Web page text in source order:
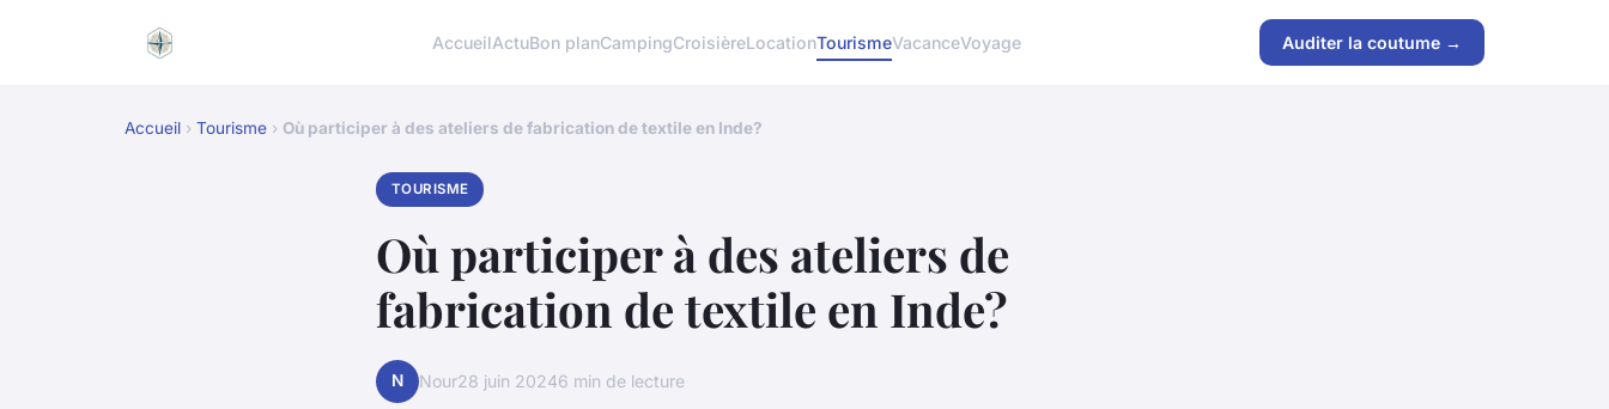
AccueilActuBon planCampingCroisièreLocationTourismeVacanceVoyage Auditer la coutume →
Accueil › Tourisme › Où participer à des ateliers de fabrication de textile en Inde?
TOURISME
Où participer à des ateliers de
fabrication de textile en Inde?
N Nour28 juin 20246 min de lecture